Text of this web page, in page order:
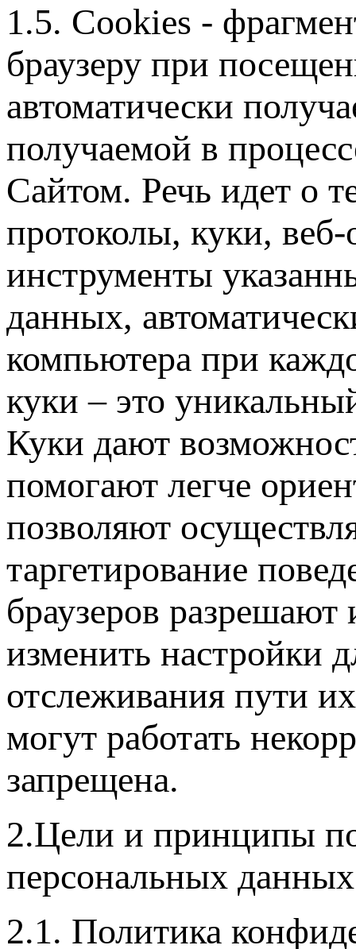
1.5. Cookies -
браузеру при
автоматически
получаемой в
Cайтом. Речь идет о
протоколы, куки,
инструменты
данных,
компьютера при
куки – это
Куки дают
помогают легче
позволяют
таргетирование
браузеров
изменить настройки
отслеживания пути
могут работать
запрещена.
2.Цели и принципы
персональных данных
2.1. Политика